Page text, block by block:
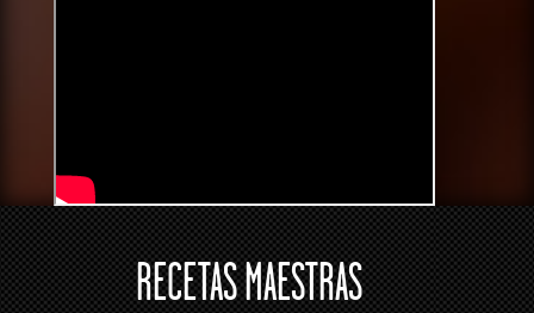
RECETAS MAESTRAS